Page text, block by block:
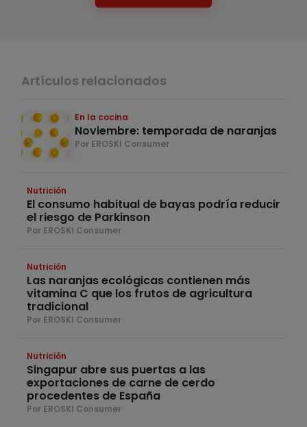
Artículos relacionados
En la cocina
Noviembre: temporada de naranjas
Por EROSKI Consumer
Nutrición
El consumo habitual de bayas podría reducir
el riesgo de Parkinson
Por EROSKI Consumer
Nutrición
Las naranjas ecológicas contienen más
vitamina C que los frutos de agricultura
tradicional
Por EROSKI Consumer
Nutrición
Singapur abre sus puertas a las
exportaciones de carne de cerdo
procedentes de España
Por EROSKI Consumer